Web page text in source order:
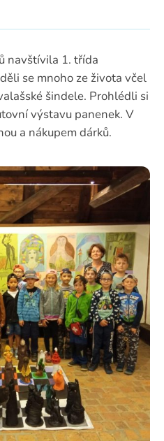
navštívila 1. třída
se mnoho ze života včel
šindele. Prohlédli si
výstavu panenek. V
a nákupem dárků.